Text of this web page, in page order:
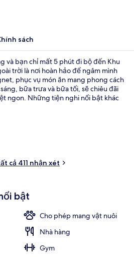
sách
và bạn chỉ mất 5 phút đi bộ đến Khu
trời là nơi hoàn hảo để ngâm mình
phục vụ món ăn mang phong cách
bữa trưa và bữa tối, sẽ chiêu đãi
ngon. Những tiện nghi nổi bật khác
thể thao phục vụ 24 giờ. Du khách
tình và địa điểm. Dịch vụ giao thông
đi bộ ngắn: cách Ga Telok Ayer 5
cả 411 nhận xét
bật
Cho phép mang vật nuôi
Nhà hàng
Gym